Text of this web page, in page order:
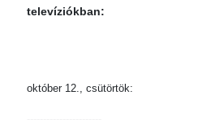
televíziókban:
október 12., csütörtök: